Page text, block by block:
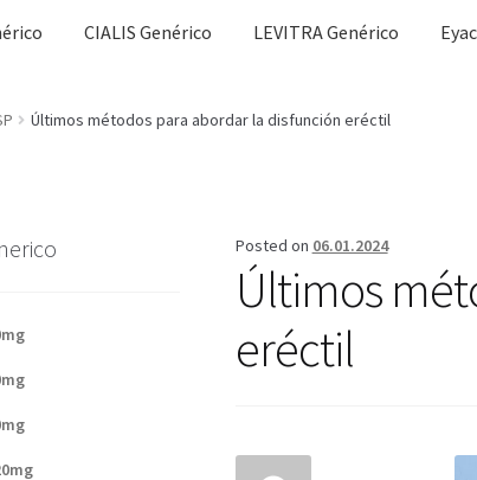
CIALIS Genérico LEVITRA Genérico
de la fortuna Echar fiesta Solución barata Super amoureux
Impressum Mi cuenta Pago
Últimos métodos para abordar la disfunción eréctil
Posted on 06.01.2024
Últimos
eréctil